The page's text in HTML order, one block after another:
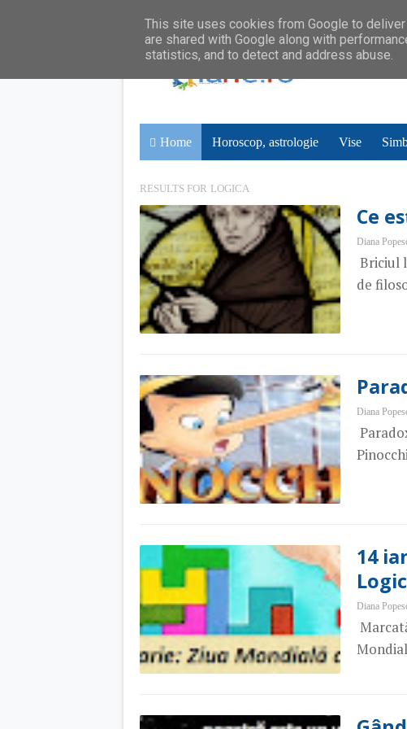
Home Horoscop, astrologie Vise
RESULTS FOR LOGICA
Ce
Diana
Briciul
de
Diana
14
Diana
This site uses cookies from Google to
are shared with Google along with
statistics, and to detect and address abuse.